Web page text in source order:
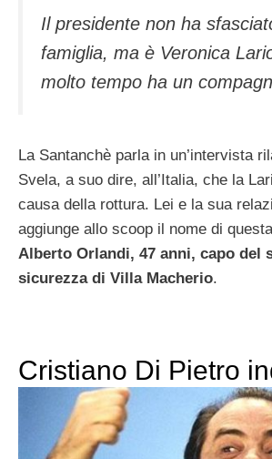
Il presidente non ha
famiglia, ma è Veronica
molto tempo ha un
La Santanchè parla in un’intervista
Svela, a suo dire, all’Italia, che la
causa della rottura. Lei e la sua
aggiunge allo scoop il nome di
Alberto Orlandi, 47 anni, capo del
sicurezza di Villa Macherio.
Cristiano Di Pietro